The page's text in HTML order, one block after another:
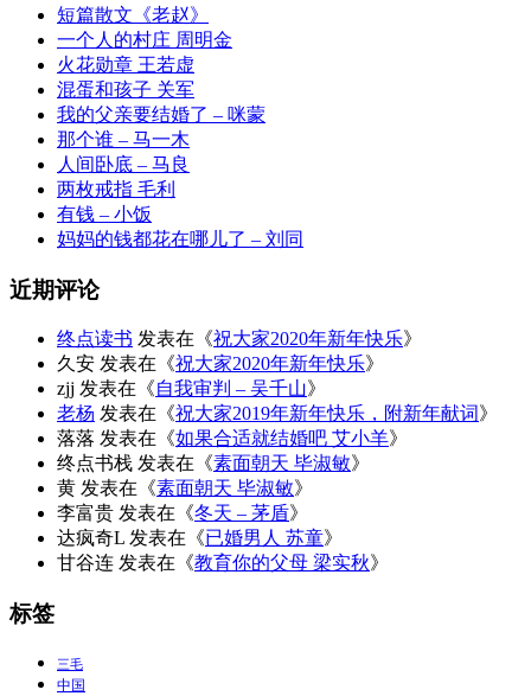
短篇散文《老赵》
一个人的村庄 周明金
火花勋章 王若虚
混蛋和孩子 关军
我的父亲要结婚了 – 咪蒙
那个谁 – 马一木
人间卧底 – 马良
两枚戒指 毛利
有钱 – 小饭
妈妈的钱都花在哪儿了 – 刘同
近期评论
终点读书 发表在《祝大家2020年新年快乐》
久安 发表在《祝大家2020年新年快乐》
zjj 发表在《自我审判 – 吴千山》
老杨 发表在《祝大家2019年新年快乐，附新年献词》
落落 发表在《如果合适就结婚吧 艾小羊》
终点书栈 发表在《素面朝天 毕淑敏》
黄 发表在《素面朝天 毕淑敏》
李富贵 发表在《冬天 – 茅盾》
达疯奇L 发表在《已婚男人 苏童》
甘谷连 发表在《教育你的父母 梁实秋》
标签
三毛
中国